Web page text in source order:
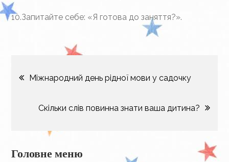
10.Запитайте себе: «Я готова до заняття?».
Навігація
записів
Міжнародний день рідної мови у садочку
Скільки слів повинна знати ваша дитина?
Головне меню